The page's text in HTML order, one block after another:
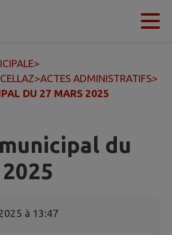
>
>ACTES ADMINISTRATIFS>
DU 27 MARS 2025
du
à 13:47